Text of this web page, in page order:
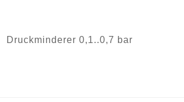
Druckminderer 0,1..0,7 bar